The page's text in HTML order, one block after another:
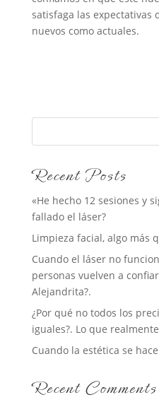
satisfaga las expectativas
nuevos como actuales.
Recent Posts
«He hecho 12 sesiones y
fallado el láser?
Limpieza facial, algo más
Cuando el láser no
personas vuelven a
Alejandrita?.
¿Por qué no todos los
iguales?. Lo que
Cuando la estética se
Recent Comments